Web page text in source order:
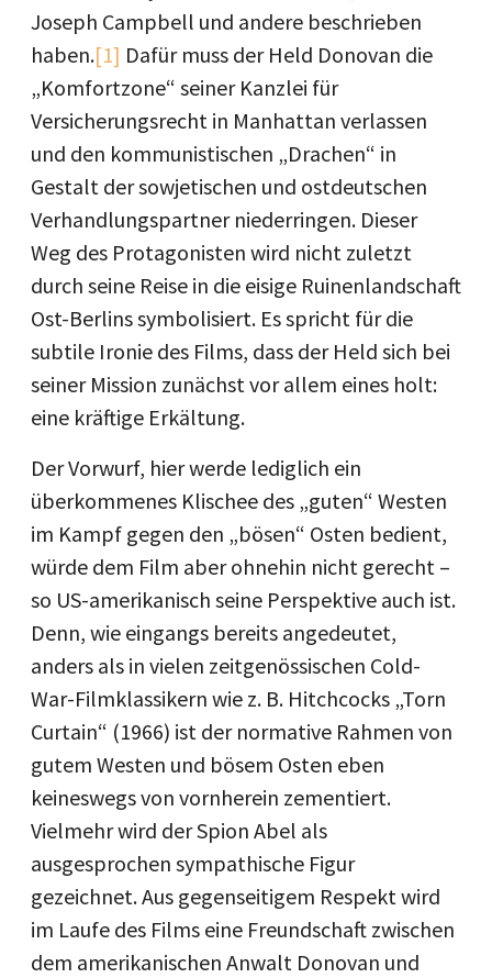
Joseph Campbell und andere beschrieben
haben.[1] Dafür muss der Held Donovan die
„Komfortzone“ seiner Kanzlei für
Versicherungsrecht in Manhattan verlassen
und den kommunistischen „Drachen“ in
Gestalt der sowjetischen und ostdeutschen
Verhandlungspartner niederringen. Dieser
Weg des Protagonisten wird nicht zuletzt
durch seine Reise in die eisige Ruinenlandschaft
Ost-Berlins symbolisiert. Es spricht für die
subtile Ironie des Films, dass der Held sich bei
seiner Mission zunächst vor allem eines holt:
eine kräftige Erkältung.
Der Vorwurf, hier werde lediglich ein
überkommenes Klischee des „guten“ Westen
im Kampf gegen den „bösen“ Osten bedient,
würde dem Film aber ohnehin nicht gerecht –
so US-amerikanisch seine Perspektive auch ist.
Denn, wie eingangs bereits angedeutet,
anders als in vielen zeitgenössischen Cold-
War-Filmklassikern wie z. B. Hitchcocks „Torn
Curtain“ (1966) ist der normative Rahmen von
gutem Westen und bösem Osten eben
keineswegs von vornherein zementiert.
Vielmehr wird der Spion Abel als
ausgesprochen sympathische Figur
gezeichnet. Aus gegenseitigem Respekt wird
im Laufe des Films eine Freundschaft zwischen
dem amerikanischen Anwalt Donovan und